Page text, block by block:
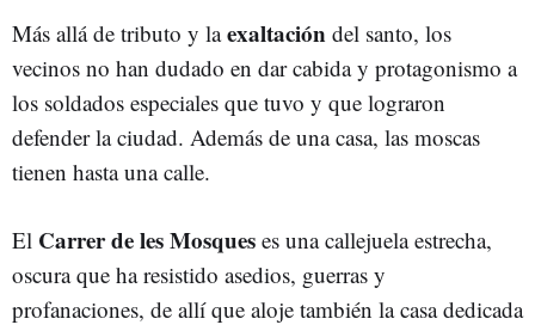
Más allá de tributo y laexaltación del santo, los
vecinos no han dudado en dar cabida y protagonismo a
los soldados especiales que tuvo y que lograron
defender la ciudad. Además de una casa, las moscas
tienen hasta una calle.
El Carrer de les Mosques es una callejuela estrecha,
oscura que ha resistido asedios, guerras y
profanaciones, de allí que aloje también la casa dedicada